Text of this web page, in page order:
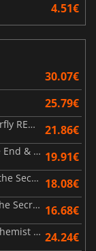
4.51€
30.07€
25.79€
FATAL FRAME 2 Crimson Butterfly REMAKE 21.86€
Atelier Ryza 3 Alchemist of the End & the Secret Key DX 19.91€
Atelier Ryza 2 Lost Legends & the Secret Fairy DX 18.08€
Atelier Ryza Ever Darkness & the Secret Hideout DX 16.68€
Atelier Resleriana The Red Alchemist & the White Guardian 24.24€